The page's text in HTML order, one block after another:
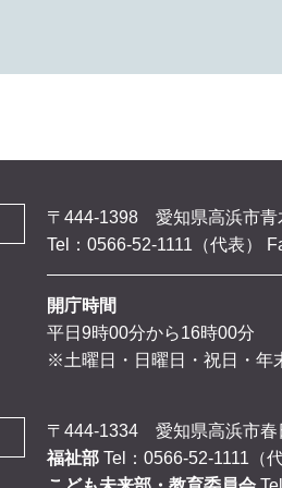
〒444-1398 愛知県高浜市青
Tel：0566-52-1111（代表）
開庁時間
平日9時00分から16時00分
※土曜日・日曜日・祝日・
〒444-1334 愛知県高浜市春
福祉部 Tel：0566-52-1111（代